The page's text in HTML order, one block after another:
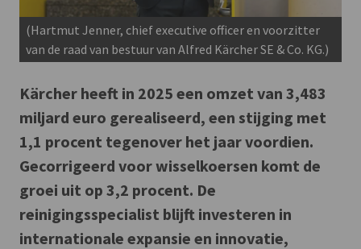
(Hartmut Jenner, chief executive officer en voorzitter
van de raad van bestuur van Alfred Kärcher SE & Co. KG.)
Kärcher heeft in 2025 een omzet van 3,483
miljard euro gerealiseerd, een stijging met
1,1 procent tegenover het jaar voordien.
Gecorrigeerd voor wisselkoersen komt de
groei uit op 3,2 procent. De
reinigingsspecialist blijft investeren in
internationale expansie en innovatie,